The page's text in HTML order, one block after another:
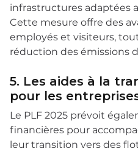
infrastructures adaptées
Cette mesure offre des
employés et visiteurs,
réduction des émissions
5. Les aides à la
pour les
Le PLF 2025 prévoit
financières pour
leur transition vers des